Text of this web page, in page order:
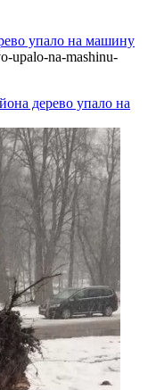
упало на машину
upalo-na-mashinu-
дерево упало на